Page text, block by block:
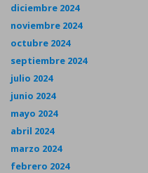
diciembre 2024
noviembre 2024
octubre 2024
septiembre 2024
julio 2024
junio 2024
mayo 2024
abril 2024
marzo 2024
febrero 2024